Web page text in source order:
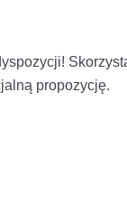
propozycję.